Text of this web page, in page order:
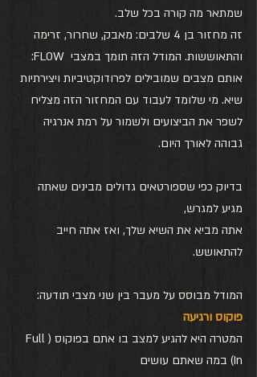
שמתאר מה קורה בכל שלב.
זה מחזור בן 4 שלבים: מאבק, שחרור, זרימה
והתאוששות. המודל הזה תומך במצבי  FLOW:
אותם מצבים שמובילים לפרודוקטיביות ויצירתיות
שיא. מי שלומד לעבוד עם המחזור הזה מצליח
לשפר את הביצועים ולשמור על רמת אנרגיה
גבוהה לאורך היום.
בדיוק כפי שספורטאים גדולים מבינים שאתה
מגיע למגרש,
אתה מביא את השיא שלך, ואז אתה חייב
להתאושש.
המודל מבוסס על מעבר בין שני מצבי תודעה:
פוקוס ורגיעה
המטרה היא להגיע למצב בו אתם בפוקוס (Full
In) במה שאתם עושים